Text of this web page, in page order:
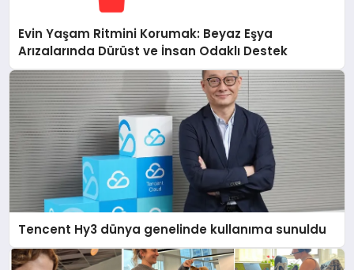
Evin Yaşam Ritmini Korumak: Beyaz Eşya
Arızalarında Dürüst ve İnsan Odaklı Destek
Tencent Hy3 dünya genelinde kullanıma sunuldu